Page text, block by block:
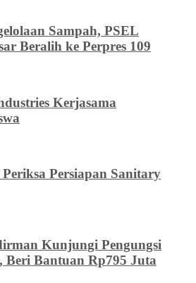
Sampah, PSEL
Beralih ke Perpres 109
Kerjasama
Persiapan Sanitary
Kunjungi Pengungsi
Beri Bantuan Rp795 Juta